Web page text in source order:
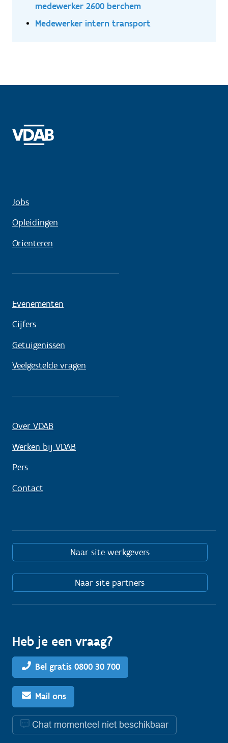
medewerker 2600 berchem
Medewerker intern transport
Jobs
Opleidingen
Oriënteren
Evenementen
Cijfers
Getuigenissen
Veelgestelde vragen
Over VDAB
Werken bij VDAB
Pers
Contact
Naar site werkgevers
Naar site partners
Heb je een vraag?
Bel gratis 0800 30 700
Mail ons
Chat momenteel niet beschikbaar